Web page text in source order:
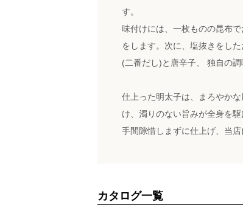
す。
味付けには、一枚ものの昆布
をします。次に、塩抜きをし
(二番だし)と唐辛子、 独自の
仕上った明太子は、まろやか
け、濁りのない旨みが全身を駆
手間隙惜しまずに仕上げ、当
カタログ一覧